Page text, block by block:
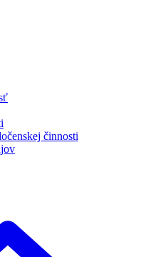
činnosti